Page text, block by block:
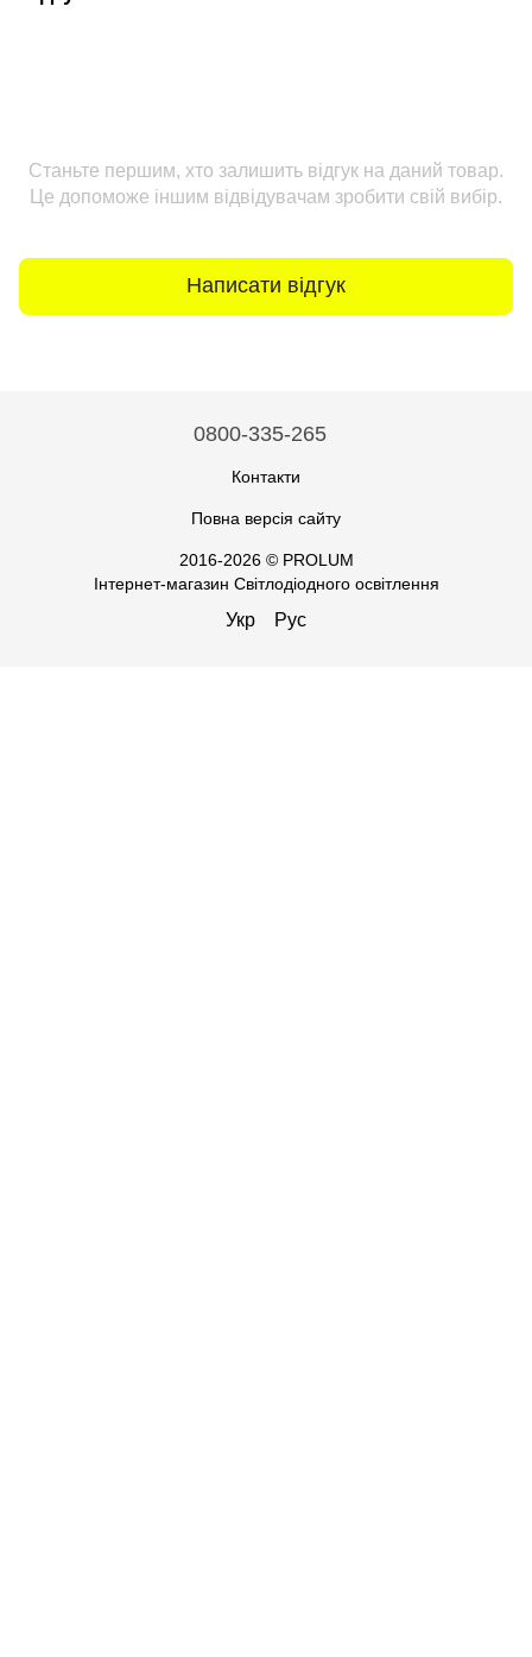
Станьте першим, хто залишить відгук на даний товар.
Це допоможе іншим відвідувачам зробити свій вибір.
Написати відгук
0800-335-265
Контакти
Повна версія сайту
2016-2026 © PROLUM
Інтернет-магазин Світлодіодного освітлення
Укр Рус